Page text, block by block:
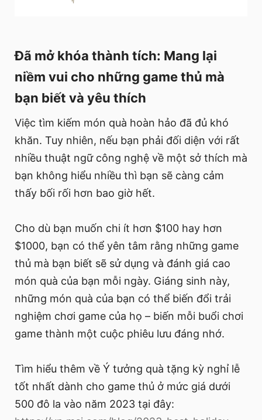
Đã mở khóa thành tích: Mang lại
niềm vui cho những game thủ mà
bạn biết và yêu thích
Việc tìm kiếm món quà hoàn hảo đã đủ khó
khăn. Tuy nhiên, nếu bạn phải đối diện với rất
nhiều thuật ngữ công nghệ về một sở thích mà
bạn không hiểu nhiều thì bạn sẽ càng cảm
thấy bối rối hơn bao giờ hết.
Cho dù bạn muốn chi ít hơn $100 hay hơn
$1000, bạn có thể yên tâm rằng những game
thủ mà bạn biết sẽ sử dụng và đánh giá cao
món quà của bạn mỗi ngày. Giáng sinh này,
những món quà của bạn có thể biến đổi trải
nghiệm chơi game của họ – biến mỗi buổi chơi
game thành một cuộc phiêu lưu đáng nhớ.
Tìm hiểu thêm về Ý tưởng quà tặng kỳ nghỉ lễ
tốt nhất dành cho game thủ ở mức giá dưới
500 đô la vào năm 2023 tại đây: